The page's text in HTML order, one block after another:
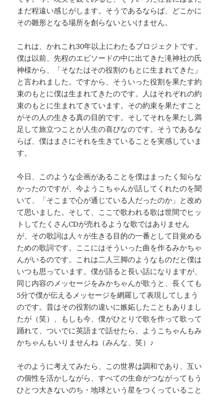
まだ程遠い感じがします。そうであるならば、どこかに
その雛形となる場所を創らないといけません。
これは、かれこれ30年以上にわたるプロジェクトです。
僕は以前、先程のエピソードの中に出てきた滝神社の氏
神様から、「そなたはその役割のもとに生まれてきた」
と言われました。ですから、そういった役割を果たす約
束のもとに僕は生まれてきたのです。人はそれぞれの約
束のもとに生まれてきています。その約束を果たすこと
がその人の生きる真の目的です。そしてそれを果たし満
足して旅立つことが人生の喜びなのです。そうであるな
らば、僕はまさにそれを生きていることを実感していま
す。
今日、このような企画があることを僕はまったく知らな
かったのですが、今ようこちゃんが話してくれたのを聞
いて、「そこまで心が通じている人だったのか」と改め
て思いました。そして、ここで歌われる歌は世間でヒッ
トしてたくさんCDが売れるような歌ではありません
が、その歌詞は人々が生きる目的の一番として目覚める
ための歌詞です。ここにはそういった曲を作るみかちゃ
んがいるのです。これは二人三脚のようなものだと僕は
いつも思っています。僕が語ると長い話になりますが、
同じ内容のメッセージをみかちゃんが歌うと、長くても
5分で僕が伝えるメッセージを網羅して表現してしまう
のです。昔はその役割の違いに嫉妬したこともありまし
たが（笑）、もしも今、僕がひとりで歌を作って歌って
踊れて、ついでに英語まで話せたら、ようこちゃんもみ
かちゃんもいりませんね（みんな、笑）♪
そのように考えてみたら、この世界は調和であり、互い
の個性を活かしながら、すべての生命がつながってもう
ひとつ大きないのち・地球という星をつくっていること